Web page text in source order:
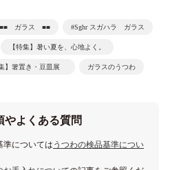
■■ ガラス ■■ #Sghr スガハラ ガラス
【特集】暑い夏を、心地よく。
集】箸置き・豆皿展 ガラスのうつわ
やよくある質問
準については うつわの検品基準につい